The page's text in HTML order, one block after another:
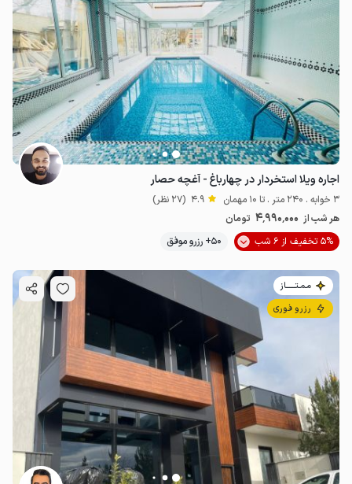
اجاره ویلا استخردار در چهارباغ - آغچه حصار
3 خوابه . 240 متر . تا 10 مهمان 4.9 (27 نظر)
هر شب از 4٬990٬000 تومان
5% تخفیف از 6 شب
50+ رزرو موفق
مـمـتــــــاز
رزرو فوری